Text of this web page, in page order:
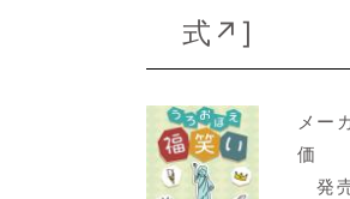
式↗ ]
メー
価
発